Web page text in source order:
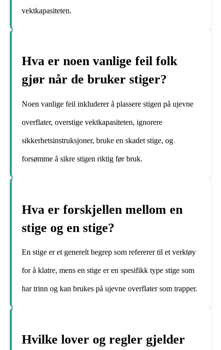
vektkapasiteten.
Hva er noen vanlige feil folk
gjør når de bruker stiger?
Noen vanlige feil inkluderer å plassere stigen på ujevne
overflater, overstige vektkapasiteten, ignorere
sikkerhetsinstruksjoner, bruke en skadet stige, og
forsømme å sikre stigen riktig før bruk.
Hva er forskjellen mellom en
stige og en stige?
En stige er et generelt begrep som refererer til et verktøy
for å klatre, mens en stige er en spesifikk type stige som
har trinn og kan brukes på ujevne overflater som trapper.
Hvilke lover og regler gjelder